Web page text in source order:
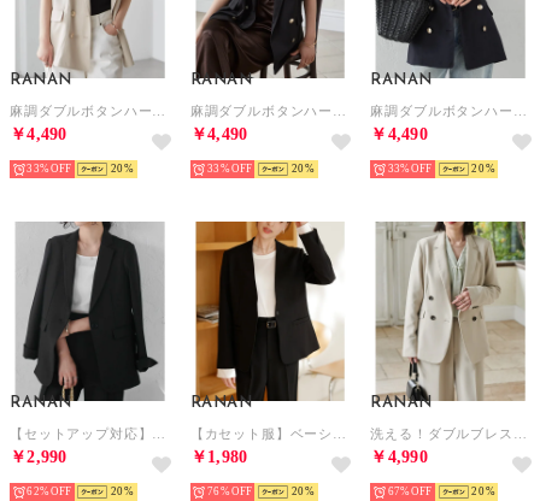
RANAN
￥4,490
33% 20
RANAN
￥4,490
33% 20
RANAN
￥4,490
33% 20
RANAN
￥2,990
62% 20
RANAN
￥1,980
76% 20
RANAN
￥4,990
67% 20